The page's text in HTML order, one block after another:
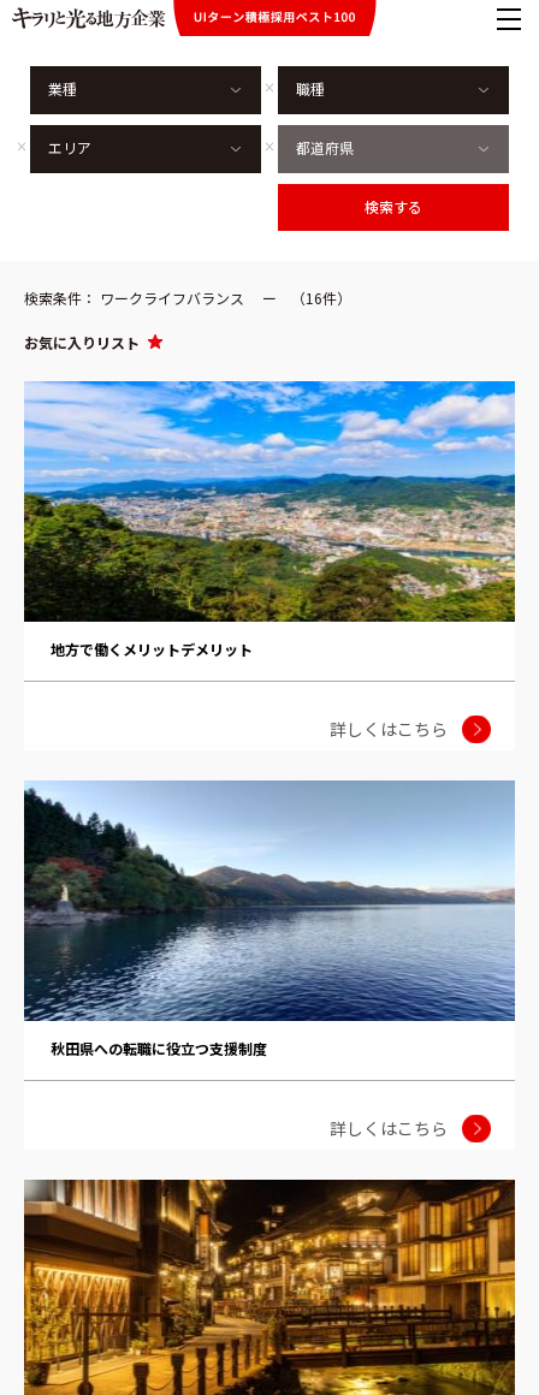
検索条件： ワークライフバランス ー （16件）
お気に入りリスト
地方で働くメリットデメリット
詳しくはこちら
秋田県への転職に役立つ支援制度
詳しくはこちら